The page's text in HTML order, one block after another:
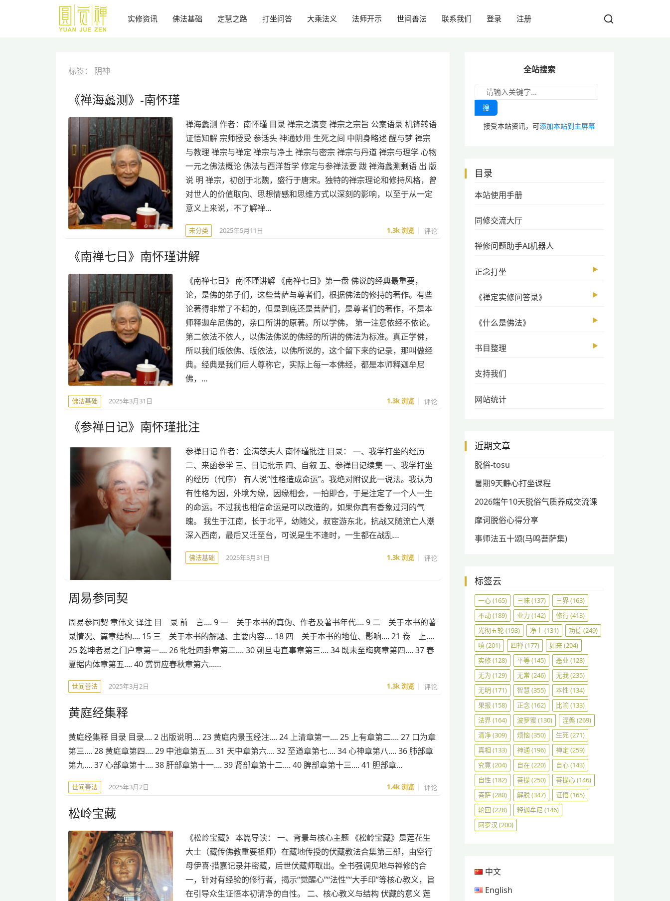
实修资讯 佛法基础 定慧之路 打坐问答 大乘法义 法师开示 世间善法 联系我们 登录 注册
标签： 阴神
《禅海蠡测》-南怀瑾
禅海蠡测 作者：南怀瑾 目录 禅宗之演变 禅宗之宗旨 公案语录 机锋转语
证悟知解 宗师授受 参话头 神通妙用 生死之间 中阴身略述 醒与梦 禅宗
与教理 禅宗与禅定 禅宗与净土 禅宗与密宗 禅宗与丹道 禅宗与理学 心物
一元之佛法概论 佛法与西洋哲学 修定与参禅法要 跋 禅海蠡测剩语 出 版
说 明 禅宗，初创于北魏，盛行于唐宋。独特的禅宗理论和修持风格，曾
对世人的价值取向、思想情感和思维方式以深刻的影响，以至于从一定
意义上来说，不了解禅…
未分类 2025年5月11日 1.3k浏览 评论
《南禅七日》南怀瑾讲解
《南禅七日》 南怀瑾讲解 《南禅七日》第一盘 佛说的经典最重要，
论，是佛的弟子们，这些菩萨与尊者们，根据佛法的修持的著作。有些
论著得非常了不起的，但是到底还是菩萨们，是尊者们的著作，不是本
师释迦牟尼佛的，亲口所讲的原著。所以学佛， 第一注意依经不依论。
第二依法不依人，以佛法佛说的佛经的所讲的佛法为标准。真正学佛，
所以我们皈依佛、皈依法，以佛所说的，这个留下来的记录，那叫做经
典。经典是我们后人尊称它，实际上每一本佛经，都是本师释迦牟尼
佛，…
佛法基础 2025年3月31日 1.3k浏览 评论
《参禅日记》南怀瑾批注
参禅日记 作者：金满慈夫人 南怀瑾批注 目录： 一、我学打坐的经历
二、来函参学 三、日记批示 四、自叙 五、参禅日记续集 一、我学打坐
的经历（代序） 有人说“性格造成命运”。我绝对附议此一说法。我认为
有性格为因，外境为缘，因缘相会，一拍即合，于是注定了一个人一生
的命运。不过我也相信命运是可以改造的，如果你真有香象过河的气
魄。 我生于江南，长于北平，幼随父，叔宦游东北，抗战又随流亡人潮
深入西南，最后又迁至台，可说是生不逢时，一生都在战乱…
佛法基础 2025年3月31日 1.3k浏览 评论
周易参同契
周易参同契 章伟文 译注 目 录 前 言.... 9 一 关于本书的真伪、作者及著书年代.... 9 二 关于本书的著
录情况、篇章结构.... 15 三 关于本书的解题、主要内容.... 18 四 关于本书的地位、影响.... 21 卷 上....
25 乾坤者易之门户章第一.... 26 牝牡四卦章第二.... 30 朔旦屯直事章第三.... 34 既未至晦爽章第四.... 37 春
夏据内体章第五.... 40 赏罚应春秋章第六...…
世间善法 2025年3月2日 1.3k浏览 评论
黄庭经集释
黄庭经集释 目录 目录.... 2 出版说明.... 23 黄庭内景玉经注.... 24 上清章第一.... 25 上有章第二.... 27 口为章
第三.... 28 黄庭章第四.... 29 中池章第五.... 31 天中章第六.... 32 至道章第七.... 34 心神章第八.... 36 肺部章
第九.... 37 心部章第十.... 38 肝部章第十一.... 39 肾部章第十二.... 40 脾部章第十三.... 41 胆部章…
世间善法 2025年3月2日 1.4k浏览 评论
松岭宝藏
《松岭宝藏》 本篇导读： 一、背景与核心主题 《松岭宝藏》是莲花生
大士（藏传佛教重要祖师）在藏地传授的伏藏教法合集第三部，由空行
母伊喜·措嘉记录并密藏，后世伏藏师取出。全书强调见地与禅修的合
一，针对有经验的修行者，揭示“觉醒心”“法性”“大手印”等核心教义，旨
在引导众生证悟本初清净的自性。 二、核心教义与结构 伏藏的意义 莲
全站搜索
搜
接受本站资讯，可添加本站到主屏幕
目录
本站使用手册
同修交流大厅
禅修问题助手AI机器人
正念打坐 ▶
《禅定实修问答录》 ▶
《什么是佛法》 ▶
书目整理 ▶
支持我们
网站统计
近期文章
脱俗-tosu
暑期9天静心打坐课程
2026端午10天脱俗气质养成交流课
摩诃脱俗心得分享
事师法五十颂(马鸣菩萨集)
标签云
一心(165) 三昧(137) 三界(163)
不动(189) 业力 (142) 修行(413)
光彻五轮(193) 净土 (131) 功德(249)
嗔(201) 四禅(177) 如来(204)
实修(128) 平等(145) 恶业 (128)
无为 (129) 无常 (246) 无我(235)
无明 (171) 智慧 (355) 本性 (134)
果报 (158) 正念(162) 比喻(133)
法界(164) 波罗蜜 (130) 涅槃(269)
清净(309) 烦恼(350) 生死(271)
真相 (133) 神通 (196) 禅定 (259)
究竟(204) 自在(220) 自心(143)
自性 (182) 菩提(250) 菩提心(146)
菩萨(280) 解脱(347) 证悟(165)
轮回 (228) 释迦牟尼 (146)
阿罗汉 (200)
中文
English